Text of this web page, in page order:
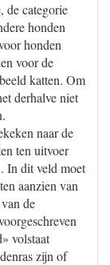
de categorie
honden
honden
voor de
katten. Om
derhalve niet
naar de
ten uitvoer
In dit veld moet
aanzien van
de
volstaat
zijn of